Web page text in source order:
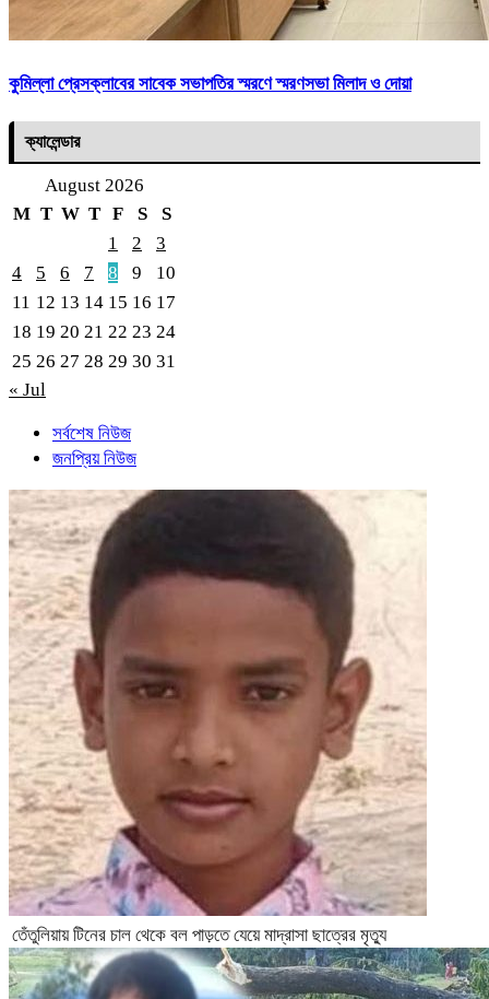
কুমিল্লা প্রেসক্লাবের সাবেক সভাপতির স্মরণে স্মরণসভা মিলাদ ও দোয়া
ক্যালেন্ডার
August 2026
M T W T F S
S
1
2
3
4
5 6 7 8 9
10
11 12 13 14 15 16 17
18 19 20 21 22 23 24
25 26 27 28 29 30 31
« Jul
সর্বশেষ নিউজ
জনপ্রিয় নিউজ
তেঁতুলিয়ায় টিনের চাল থেকে বল পাড়তে যেয়ে মাদ্রাসা ছাত্রের মৃত্যু